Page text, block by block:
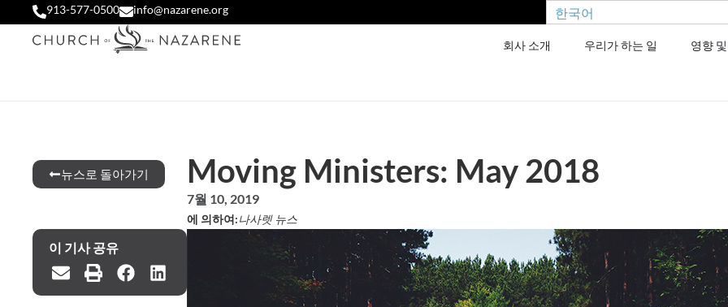
913-577-0500 info@nazarene.org 한국어
회사 소개 우리가 하는 일 영향
뉴스로 돌아가기 Moving Ministers: May 2018
7월 10, 2019
에 의하여:나사렛 뉴스
이 기사 공유